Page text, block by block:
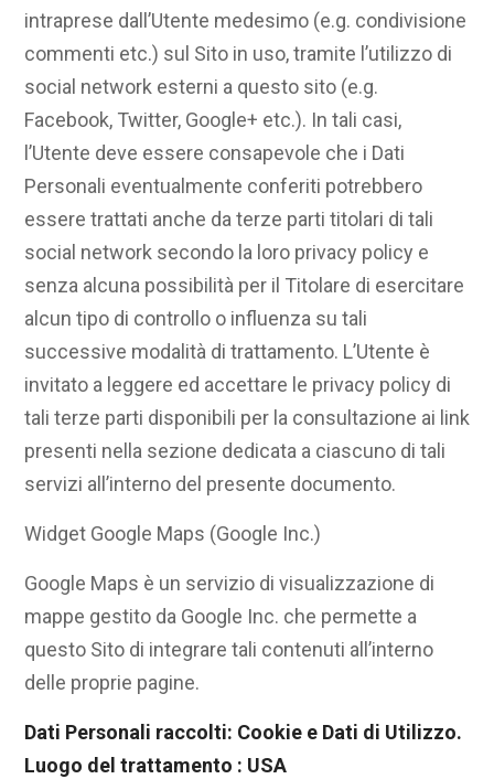
intraprese dall’Utente medesimo (e.g. condivisione
commenti etc.) sul Sito in uso, tramite l’utilizzo di
social network esterni a questo sito (e.g.
Facebook, Twitter, Google+ etc.). In tali casi,
l’Utente deve essere consapevole che i Dati
Personali eventualmente conferiti potrebbero
essere trattati anche da terze parti titolari di tali
social network secondo la loro privacy policy e
senza alcuna possibilità per il Titolare di esercitare
alcun tipo di controllo o influenza su tali
successive modalità di trattamento. L’Utente è
invitato a leggere ed accettare le privacy policy di
tali terze parti disponibili per la consultazione ai link
presenti nella sezione dedicata a ciascuno di tali
servizi all’interno del presente documento.
Widget Google Maps (Google Inc.)
Google Maps è un servizio di visualizzazione di
mappe gestito da Google Inc. che permette a
questo Sito di integrare tali contenuti all’interno
delle proprie pagine.
Dati Personali raccolti: Cookie e Dati di Utilizzo.
Luogo del trattamento : USA